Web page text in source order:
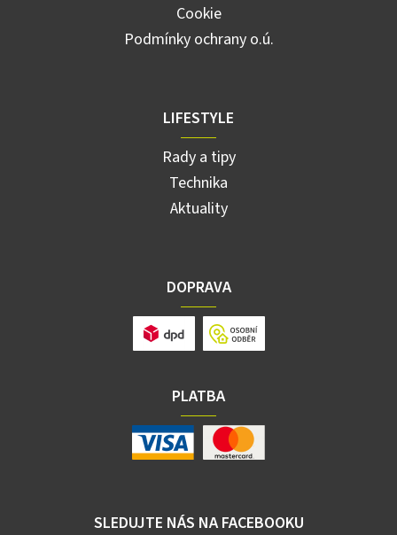
Cookie
Podmínky ochrany o.ú.
LIFESTYLE
Rady a tipy
Technika
Aktuality
DOPRAVA
PLATBA
SLEDUJTE NÁS NA FACEBOOKU